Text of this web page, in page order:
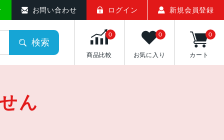
お問い合わせ ログイン 新規会員登録
検索
商品比較
0
お気に入り
0
カート
0
ん